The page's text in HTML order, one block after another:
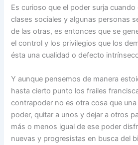
Es curioso que el poder surja
clases sociales y algunas personas
de las otras, es entonces que se
el control y los privilegios que los
ésta una cualidad o defecto
Y aunque pensemos de manera
hasta cierto punto los frailes
contrapoder no es otra cosa que
poder, quitar a unos y dejar a otros
más o menos igual de ese poder
nuevas y progresistas en busca del